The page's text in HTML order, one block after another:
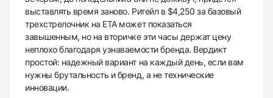
выставлять время заново. Ритейл в $4,250 за базовый
трехстрелочник на ЕТА может показаться
завышенным, но на вторичке эти часы держат цену
неплохо благодаря узнаваемости бренда. Вердикт
простой: надежный вариант на каждый день, если вам
нужны брутальность и бренд, а не технические
инновации.